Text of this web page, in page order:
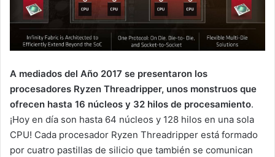
A mediados del Año 2017 se presentaron los
procesadores Ryzen Threadripper, unos monstruos que
ofrecen hasta 16 núcleos y 32 hilos de procesamiento.
¡Hoy en día son hasta 64 núcleos y 128 hilos en una sola
CPU! Cada procesador Ryzen Threadripper está formado
por cuatro pastillas de silicio que también se comunican